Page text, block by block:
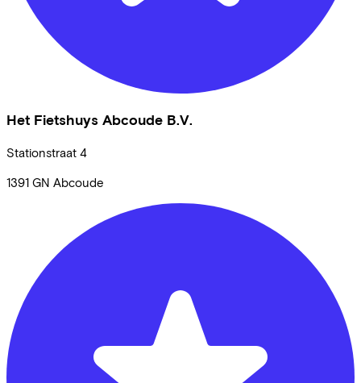
Het Fietshuys Abcoude B.V.
Stationstraat 4
1391 GN Abcoude